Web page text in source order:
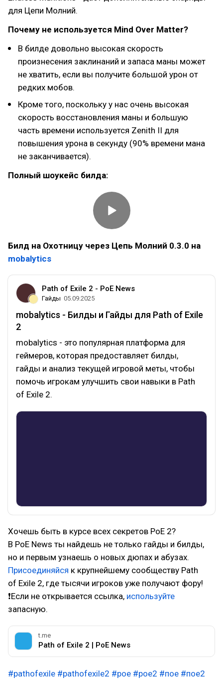
для Цепи Молний.
Почему не используется Mind Over Matter?
В билде довольно высокая скорость
произнесения заклинаний и запаса маны может
не хватить, если вы получите большой урон от
редких мобов.
Кроме того, поскольку у нас очень высокая
скорость восстановления маны и большую
часть времени используется Zenith II для
повышения урона в секунду (90% времени мана
не заканчивается).
Полный шоукейс билда:
Билд на Охотницу через Цепь Молний 0.3.0 на
mobalytics
Path of Exile 2 - PoE News
Гайды 05.09.2025
mobalytics - Билды и Гайды для Path of Exile
2
mobalytics - это популярная платформа для
геймеров, которая предоставляет билды,
гайды и анализ текущей игровой меты, чтобы
помочь игрокам улучшить свои навыки в Path
of Exile 2.
Хочешь быть в курсе всех секретов PoE 2?
В PoE News ты найдешь не только гайды и билды,
но и первым узнаешь о новых дюпах и абузах.
Присоединяйся к крупнейшему сообществу Path
of Exile 2, где тысячи игроков уже получают фору!
❗Если не открывается ссылка, используйте
запасную.
t.me
Path of Exile 2 | PoE News
#pathofexile #pathofexile2 #poe #poe2 #пое #пое2